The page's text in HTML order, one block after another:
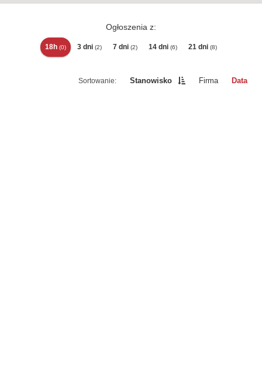
Ogłoszenia z:
18h (0) 3 dni (2) 7 dni (2) 14 dni (6) 21 dni (8)
Stanowisko Firma Data